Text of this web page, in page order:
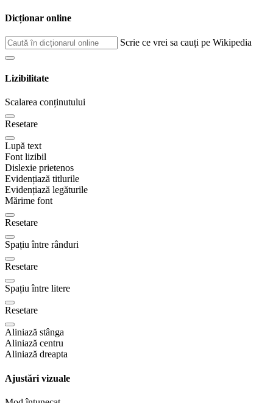
Dicționar online
Scrie ce vrei sa cauți pe Wikipedia
Lizibilitate
Scalarea conținutului
Resetare
Lupă text
Font lizibil
Dislexie prietenos
Evidențiază titlurile
Evidențiază legăturile
Mărime font
Resetare
Spațiu între rânduri
Resetare
Spațiu între litere
Resetare
Aliniază stânga
Aliniază centru
Aliniază dreapta
Ajustări vizuale